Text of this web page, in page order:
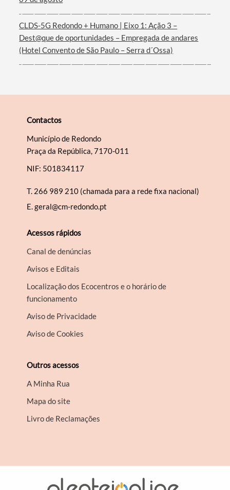
CLDS-5G Redondo + Humano | Eixo 1: Ação 3 –
Dest@que de oportunidades – Empregada de andares
(Hotel Convento de São Paulo – Serra d´Ossa)
Contactos
Município de Redondo
Praça da República, 7170-011
NIF: 501834117
T. 266 989 210 (chamada para a rede fixa nacional)
E.geral@cm-redondo.pt
Acessos rápidos
Canal de denúncias
Avisos e Editais
Localização dos Ecocentros e o horário de
funcionamento
Aviso de Privacidade
Aviso de Cookies
Outros acessos
A Minha Rua
Mapa do site
Livro de Reclamações